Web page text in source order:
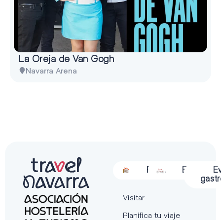
La Oreja de Van Gogh
Navarra Arena
Alojamiento
Restauración
Actividades
Visitar
Planifica tu viaje